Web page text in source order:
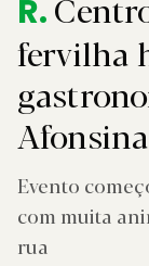
R.
fervilha
Afonsina
Evento
com muita
rua